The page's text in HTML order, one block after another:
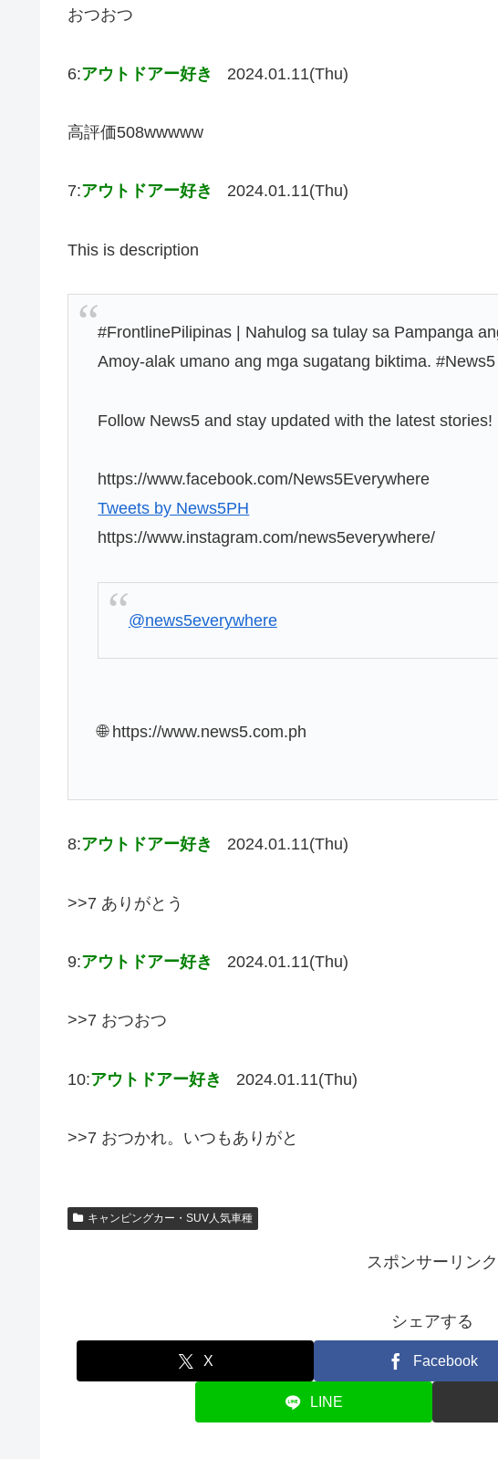
おつおつ
6:アウトドアー好き 2024.01.11(Thu)
高評価508wwwww
7:アウトドアー好き 2024.01.11(Thu)
This is description
#FrontlinePilipinas | Nahulog sa tulay sa Pampanga
Amoy-alak umano ang mga sugatang biktima.
Follow News5 and stay updated with the latest stories!
https://www.facebook.com/News5Everywhere
Tweets by News5PH
https://www.instagram.com/news5everywhere/
@news5everywhere
🌐 https://www.news5.com.ph
8:アウトドアー好き 2024.01.11(Thu)
>>7 ありがとう
9:アウトドアー好き 2024.01.11(Thu)
>>7 おつおつ
10:アウトドアー好き 2024.01.11(Thu)
>>7 おつかれ。いつもありがと
キャンピングカー・SUV人気車種
スポンサーリンク
シェアする
X Facebook
LINE